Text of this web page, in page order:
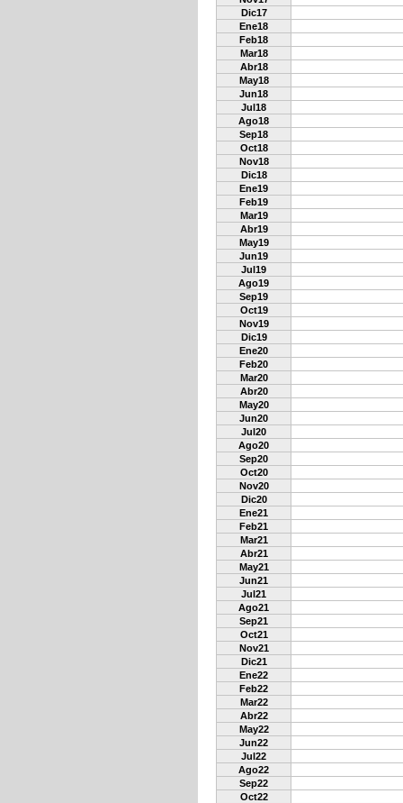
Dic17
Ene18
Feb18
Mar18
Abr18
May18
Jun18
Jul18
Ago18
Sep18
Oct18
Nov18
Dic18
Ene19
Feb19
Mar19
Abr19
May19
Jun19
Jul19
Ago19
Sep19
Oct19
Nov19
Dic19
Ene20
Feb20
Mar20
Abr20
May20
Jun20
Jul20
Ago20
Sep20
Oct20
Nov20
Dic20
Ene21
Feb21
Mar21
Abr21
May21
Jun21
Jul21
Ago21
Sep21
Oct21
Nov21
Dic21
Ene22
Feb22
Mar22
Abr22
May22
Jun22
Jul22
Ago22
Sep22
Oct22